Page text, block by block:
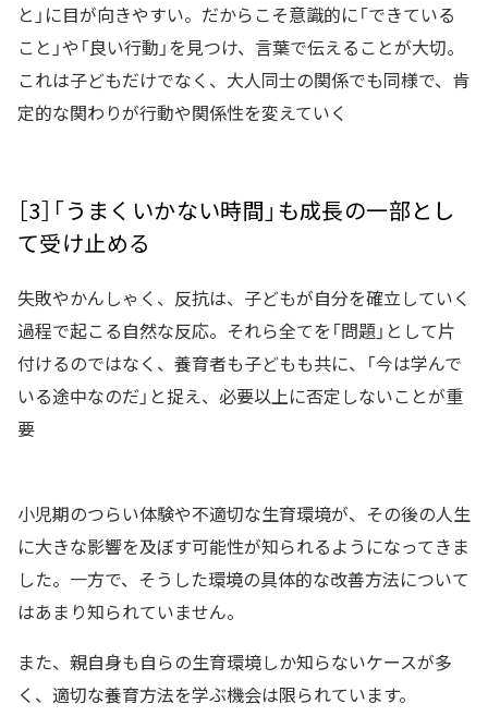
と」に目が向きやすい。だからこそ意識的に「できている
こと」や「良い行動」を見つけ、言葉で伝えることが大切。
これは子どもだけでなく、大人同士の関係でも同様で、肯
定的な関わりが行動や関係性を変えていく
［3］「うまくいかない時間」も成長の一部とし
て受け止める
失敗やかんしゃく、反抗は、子どもが自分を確立していく
過程で起こる自然な反応。それら全てを「問題」として片
付けるのではなく、養育者も子どもも共に、「今は学んで
いる途中なのだ」と捉え、必要以上に否定しないことが重
要
小児期のつらい体験や不適切な生育環境が、その後の人生
に大きな影響を及ぼす可能性が知られるようになってきま
した。一方で、そうした環境の具体的な改善方法について
はあまり知られていません。
また、親自身も自らの生育環境しか知らないケースが多
く、適切な養育方法を学ぶ機会は限られています。